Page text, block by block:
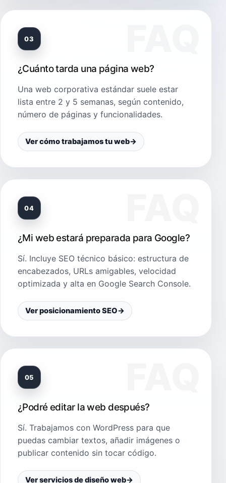
03
¿Cuánto tarda una página web?
Una web corporativa estándar suele estar
lista entre 2 y 5 semanas, según contenido,
número de páginas y funcionalidades.
Ver cómo trabajamos tu web→
04
¿Mi web estará preparada para Google?
Sí. Incluye SEO técnico básico: estructura de
encabezados, URLs amigables, velocidad
optimizada y alta en Google Search Console.
Ver posicionamiento SEO→
05
¿Podré editar la web después?
Sí. Trabajamos con WordPress para que
puedas cambiar textos, añadir imágenes o
publicar contenido sin tocar código.
Ver servicios de diseño web→